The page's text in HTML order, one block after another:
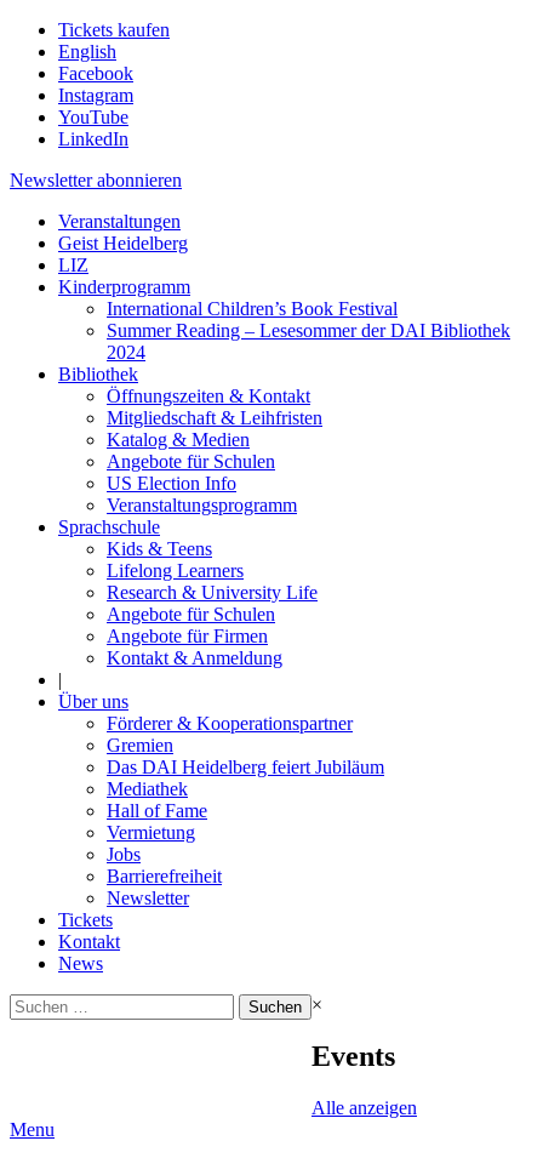
Tickets kaufen
English
Facebook
Instagram
YouTube
LinkedIn
Newsletter abonnieren
Veranstaltungen
Geist Heidelberg
LIZ
Kinderprogramm
International Children’s Book Festival
Summer Reading – Lesesommer der DAI Bibliothek
2024
Bibliothek
Öffnungszeiten & Kontakt
Mitgliedschaft & Leihfristen
Katalog & Medien
Angebote für Schulen
US Election Info
Veranstaltungsprogramm
Sprachschule
Kids & Teens
Lifelong Learners
Research & University Life
Angebote für Schulen
Angebote für Firmen
Kontakt & Anmeldung
|
Über uns
Förderer & Kooperationspartner
Gremien
Das DAI Heidelberg feiert Jubiläum
Mediathek
Hall of Fame
Vermietung
Jobs
Barrierefreiheit
Newsletter
Tickets
Kontakt
News
Suchen
nach:
×
Events
Alle anzeigen
Menu